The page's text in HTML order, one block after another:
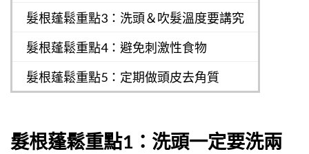
髮根蓬鬆重點3：洗頭＆吹髮溫度要講究
髮根蓬鬆重點4：避免刺激性食物
髮根蓬鬆重點5：定期做頭皮去角質
髮根蓬鬆重點1：洗頭一定要洗兩